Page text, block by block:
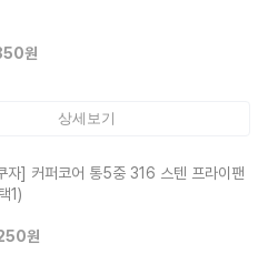
원
상세보기
자] 커퍼코어 통5중 316 스텐 프라이팬
1)
원